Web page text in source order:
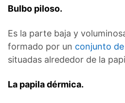
Bulbo piloso.
Es la parte baja y
formado por un conjunto
situadas alrededor de la
La papila dérmica.